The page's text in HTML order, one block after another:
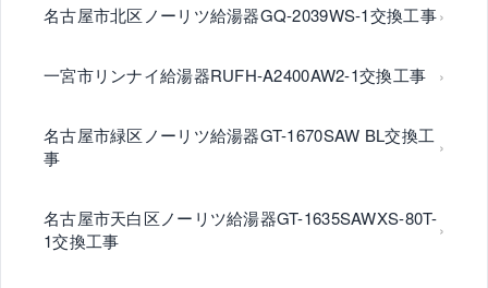
名古屋市北区ノーリツ給湯器GQ-2039WS-1交換工事
一宮市リンナイ給湯器RUFH-A2400AW2-1交換工事
名古屋市緑区ノーリツ給湯器GT-1670SAW BL交換工
事
名古屋市天白区ノーリツ給湯器GT-1635SAWXS-80T-
1交換工事